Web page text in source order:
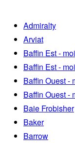
Admiralty
Arviat
Baffin Est -
Baffin Est -
Baffin Ouest -
Baffin Ouest -
Baie Frobisher
Baker
Barrow